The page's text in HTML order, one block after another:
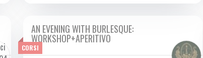
CORSI
DOM 03/12 2023
AN EVENING WITH BURLESQUE:
WORKSHOP+APERITIVO